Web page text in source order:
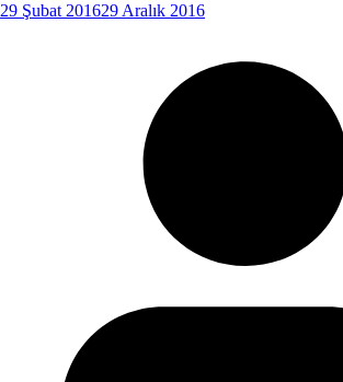
29 Şubat 201629 Aralık 2016